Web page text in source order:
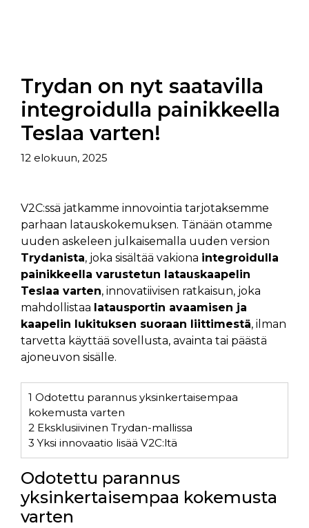
Trydan on nyt saatavilla
integroidulla painikkeella
Teslaa varten!
12 elokuun, 2025
V2C:ssä jatkamme innovointia tarjotaksemme
parhaan latauskokemuksen. Tänään otamme
uuden askeleen julkaisemalla uuden version
Trydanista, joka sisältää vakiona integroidulla
painikkeella varustetun latauskaapelin
Teslaa varten, innovatiivisen ratkaisun, joka
mahdollistaa latausportin avaamisen ja
kaapelin lukituksen suoraan liittimestä, ilman
tarvetta käyttää sovellusta, avainta tai päästä
ajoneuvon sisälle.
1 Odotettu parannus yksinkertaisempaa
kokemusta varten
2 Eksklusiivinen Trydan-mallissa
3 Yksi innovaatio lisää V2C:ltä
Odotettu parannus
yksinkertaisempaa kokemusta
varten